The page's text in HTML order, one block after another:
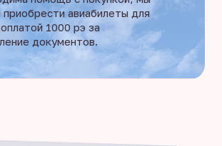
авиабилеты для
1000 рэ за
документов.